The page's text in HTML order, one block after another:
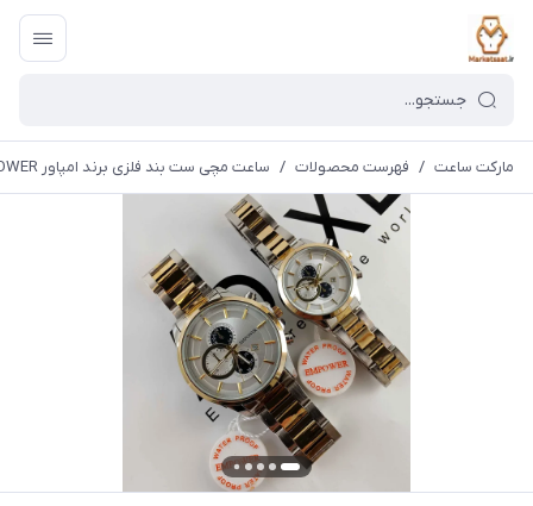
مارکت ساعت / فهرست محصولات / ساعت مچی ست بند فلزی برند امپاور EMPOWER (فروش به صورت تک وست)